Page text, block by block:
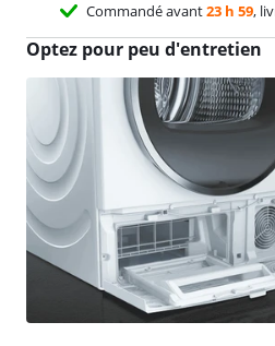
Commandé avant23 h 59,
Optez pour peu d'entretien